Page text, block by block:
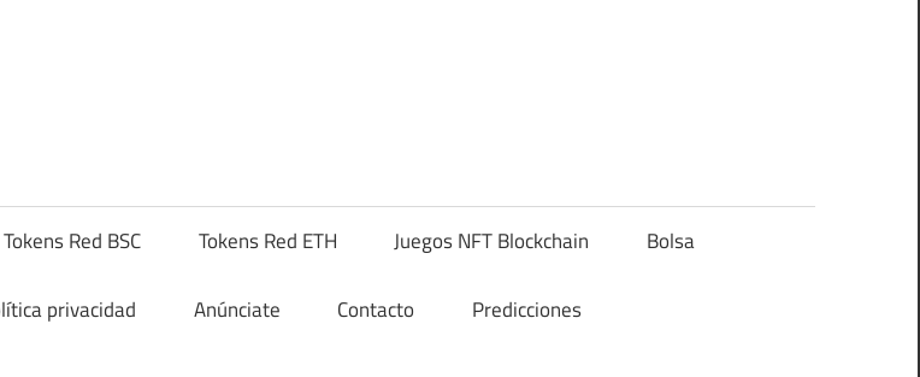
Tokens Red BSC Tokens Red ETH Juegos NFT Blockchain Bolsa
privacidad Anúnciate Contacto Predicciones